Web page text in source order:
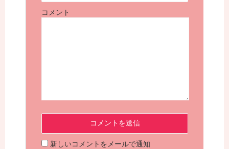
コメント
新しいコメントをメールで通知